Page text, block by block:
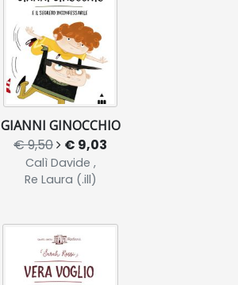
GIANNI GINOCCHIO
€ 9,50 € 9,03
Calì Davide ,
Re Laura (.ill)